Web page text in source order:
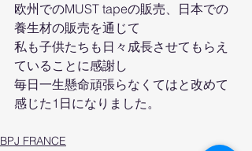
欧州でのMUST tapeの販売、日本での
養生材の販売を通じて
私も子供たちも日々成長させてもらえ
ていることに感謝し
毎日一生懸命頑張らなくてはと改めて
感じた1日になりました。
BPJ FRANCE